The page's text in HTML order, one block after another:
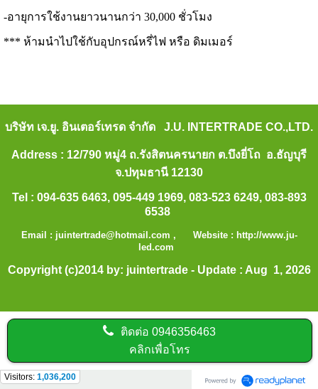
-อายุการใช้งานยาวนานกว่า 30,000 ชั่วโมง
*** ห้ามนำไปใช้กับอุปกรณ์หรี่ไฟ หรือ ดิมเมอร์
บริษัท เจ.ยู. อินเตอร์เทรด จำกัด J.U. INTERTRADE CO.,LTD.
Address : 12/790 หมู่4 ถ.รังสิตนครนายก ต.บึงยี่โถ อ.ธัญบุรี
จ.ปทุมธานี 12130
Tel : 094-635 6463, 095-449 1969, 083-523 6249, 083-893
6538
Email : juintertrade@hotmail.com , Website : http://www.ju-
led.com
Copyright (c)2014 by: juintertrade - Update : Aug 1, 2026
ติดต่อ0946356463
คลิกเพื่อโทร
Visitors: 1,036,200